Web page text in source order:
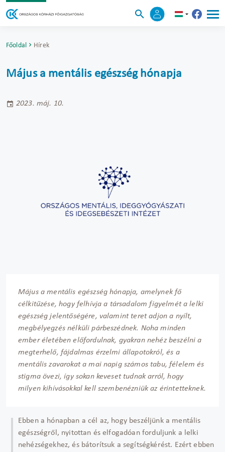
Főoldal Hírek
Május a mentális egészség hónapja
2023. máj. 10.
Május a mentális egészség hónapja, amelynek fő
célkitűzése, hogy felhívja a társadalom figyelmét a lelki
egészség jelentőségére, valamint teret adjon a nyílt,
megbélyegzés nélküli párbeszédnek. Noha minden
ember életében előfordulnak, gyakran nehéz beszélni a
megterhelő, fájdalmas érzelmi állapotokról, és a
mentális zavarokat a mai napig számos tabu, félelem és
stigma övezi, így sokan keveset tudnak arról, hogy
milyen kihívásokkal kell szembenézniük az érintetteknek.
Ebben a hónapban a cél az, hogy beszéljünk a mentális
egészségről, nyitottan és elfogadóan forduljunk a lelki
nehézségekhez, és bátorítsuk a segítségkérést. Ezért ebben